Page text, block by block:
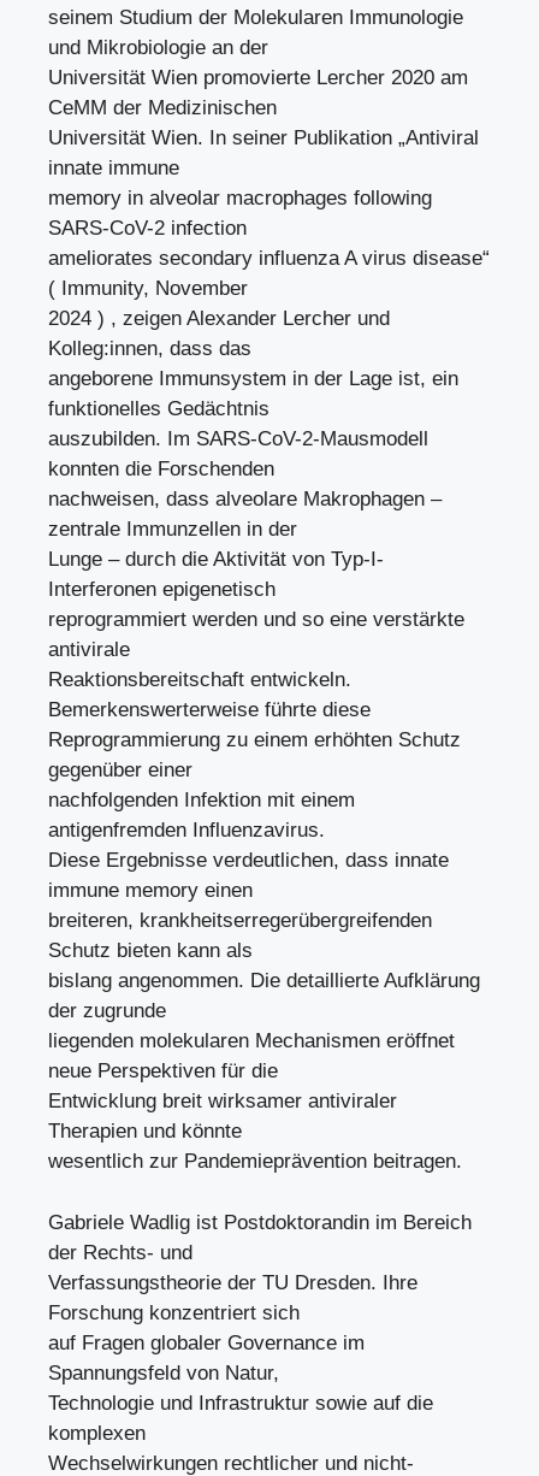
seinem Studium der Molekularen Immunologie
und Mikrobiologie an der
Universität Wien promovierte Lercher 2020 am
CeMM der Medizinischen
Universität Wien. In seiner Publikation „Antiviral
innate immune
memory in alveolar macrophages following
SARS-CoV-2 infection
ameliorates secondary influenza A virus disease“
( Immunity, November
2024 ) , zeigen Alexander Lercher und
Kolleg:innen, dass das
angeborene Immunsystem in der Lage ist, ein
funktionelles Gedächtnis
auszubilden. Im SARS-CoV-2-Mausmodell
konnten die Forschenden
nachweisen, dass alveolare Makrophagen –
zentrale Immunzellen in der
Lunge – durch die Aktivität von Typ-I-
Interferonen epigenetisch
reprogrammiert werden und so eine verstärkte
antivirale
Reaktionsbereitschaft entwickeln.
Bemerkenswerterweise führte diese
Reprogrammierung zu einem erhöhten Schutz
gegenüber einer
nachfolgenden Infektion mit einem
antigenfremden Influenzavirus.
Diese Ergebnisse verdeutlichen, dass innate
immune memory einen
breiteren, krankheitserregerübergreifenden
Schutz bieten kann als
bislang angenommen. Die detaillierte Aufklärung
der zugrunde
liegenden molekularen Mechanismen eröffnet
neue Perspektiven für die
Entwicklung breit wirksamer antiviraler
Therapien und könnte
wesentlich zur Pandemieprävention beitragen.
Gabriele Wadlig ist Postdoktorandin im Bereich
der Rechts- und
Verfassungstheorie der TU Dresden. Ihre
Forschung konzentriert sich
auf Fragen globaler Governance im
Spannungsfeld von Natur,
Technologie und Infrastruktur sowie auf die
komplexen
Wechselwirkungen rechtlicher und nicht-